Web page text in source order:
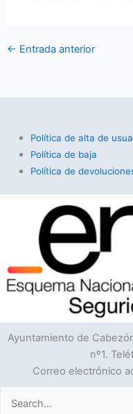
← Entrada anterior
Política de alta de
Política de baja
Política de
Ayuntamiento de
nº1.
Correo electrónico
Buscar